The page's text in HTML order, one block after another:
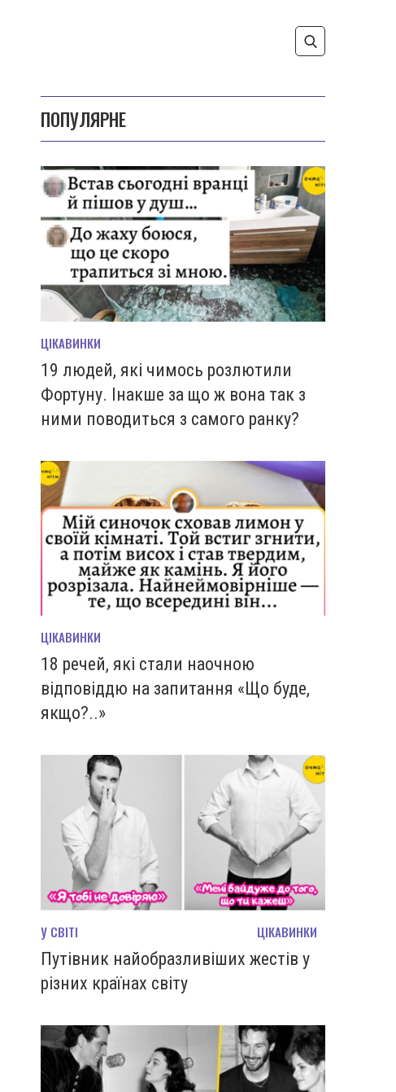
ПОПУЛЯРНЕ
ЦІКАВИНКИ
19 людей, які чимось розлютили
Фортуну. Інакше за що ж вона так з
ними поводиться з самого ранку?
ЦІКАВИНКИ
18 речей, які стали наочною
відповіддю на запитання «Що буде,
якщо?..»
У СВІТІ ЦІКАВИНКИ
Путівник найобразливіших жестів у
різних країнах світу